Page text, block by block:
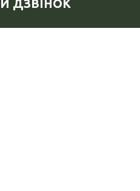
ДЗВІНОК